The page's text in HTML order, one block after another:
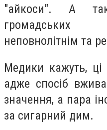
"айкоси". А
неповнолітнім та
Медики кажуть,
адже спосіб
значення, а пара
за сигарний дим.